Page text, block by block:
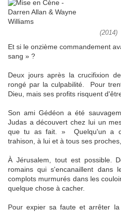
(2014)
Et si le onzième commandement
sang » ?
Deux jours après la crucifixion
rongé par la culpabilité. Pour
Dieu, mais ses profits risquent
Son ami Gédéon a été
Judas a découvert chez lui un
que tu as fait. » Quelqu'un a
trahison, à lui et à tous ses
À Jérusalem, tout est possible.
romains qui s'encanaillent dans
complots murmurés dans les
quelque chose à cacher.
Pour expier sa faute et arrêter